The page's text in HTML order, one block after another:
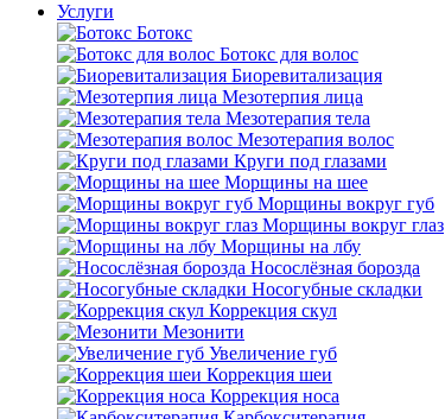
Услуги
Ботокс
Ботокс для волос
Биоревитализация
Мезотерпия лица
Мезотерапия тела
Мезотерапия волос
Круги под глазами
Морщины на шее
Морщины вокруг губ
Морщины вокруг глаз
Морщины на лбу
Носослёзная борозда
Носогубные складки
Коррекция скул
Мезонити
Увеличение губ
Коррекция шеи
Коррекция носа